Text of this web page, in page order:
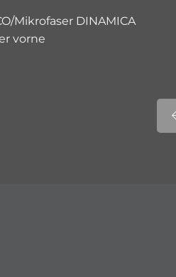
Mikrofaser DINAMICA
vorne